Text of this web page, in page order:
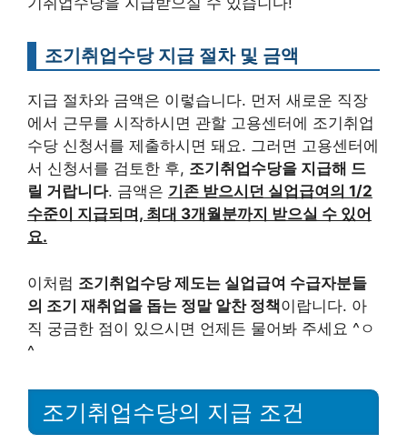
조기취업수당 지급 절차 및 금액
지급 절차와 금액은 이렇습니다. 먼저 새로운 직장
에서 근무를 시작하시면 관할 고용센터에 조기취업
수당 신청서를 제출하시면 돼요. 그러면 고용센터에
서 신청서를 검토한 후, 조기취업수당을 지급해 드
릴 거랍니다. 금액은 기존 받으시던 실업급여의 1/2
수준이 지급되며, 최대 3개월분까지 받으실 수 있어
요.
이처럼 조기취업수당 제도는 실업급여 수급자분들
의 조기 재취업을 돕는 정말 알찬 정책이랍니다. 아
직 궁금한 점이 있으시면 언제든 물어봐 주세요 ^ㅇ
^
조기취업수당의 지급 조건